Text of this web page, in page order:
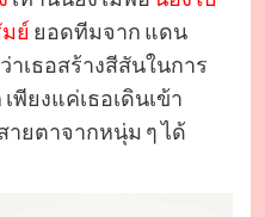
ย์ ยอดทีมจาก แดน
าเธอสร้างสีสันในการ
พียงแค่เธอเดินเข้า
ายตาจากหนุ่ม ๆ ได้